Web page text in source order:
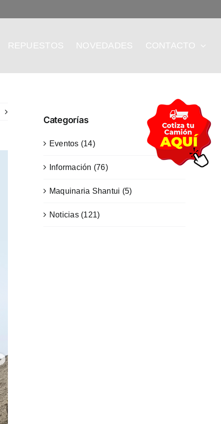
REPUESTOS NOVEDADES CONTACTO
Categorías
Eventos (14)
Información (76)
Maquinaria Shantui (5)
Noticias (121)